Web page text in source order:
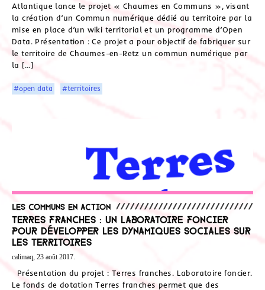
Atlantique lance le projet « Chaumes en Communs », visant
la création d’un Commun numérique dédié au territoire par la
mise en place d’un wiki territorial et un programme d’Open
Data. Présentation : Ce projet a pour objectif de fabriquer sur
le territoire de Chaumes-en-Retz un commun numérique par
la […]
#open data #territoires
Les communs en action
Terres franches : un laboratoire foncier
pour développer les dynamiques sociales sur
les territoires
calimaq, 23 août 2017.
Présentation du projet : Terres franches. Laboratoire foncier.
Le fonds de dotation Terres franches permet que des